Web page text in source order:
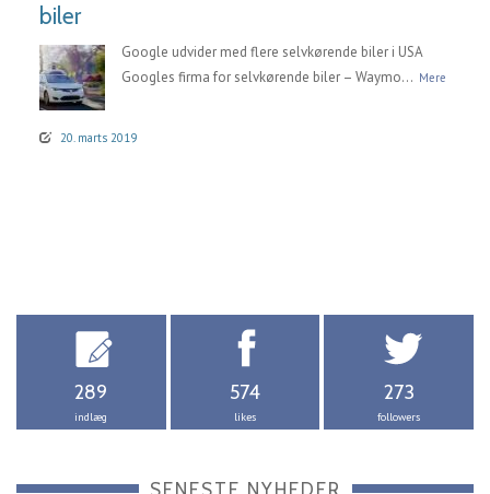
biler
Google udvider med flere selvkørende biler i USA
Googles firma for selvkørende biler – Waymo... Mere
20. marts 2019
289
indlæg
574
likes
273
followers
SENESTE NYHEDER